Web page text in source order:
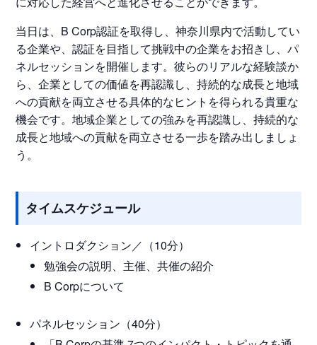
当日は、B Corp認証を取得し、神奈川県内で活動してい
る企業や、認証を目指して挑戦中の企業をお招きし、パ
ネルセッションを開催します。彼らのリアルな経験談か
ら、企業としての価値を再認識し、持続的な成長と地域
への貢献を両立させる具体的なヒントを得られる貴重な
機会です。地域企業としての強みを再認識し、持続的な
成長と地域への貢献を両立させる一歩を踏み出しましょ
う。
タイムスケジュール
イントロダクション／（10分）
勉強会の説明、主催、共催の紹介
B Corpについて
パネルセッション（40分）